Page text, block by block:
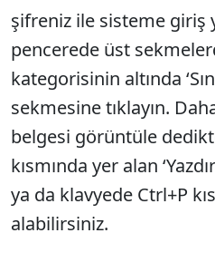
şifreniz ile sisteme giriş
pencerede üst
kategorisinin altında
sekmesine tıklayın.
belgesi görüntüle
kısmında yer alan
ya da klavyede Ctrl+P
alabilirsiniz.